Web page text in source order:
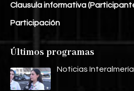
Clausula informativa
Participación
Últimos programas
Noticias